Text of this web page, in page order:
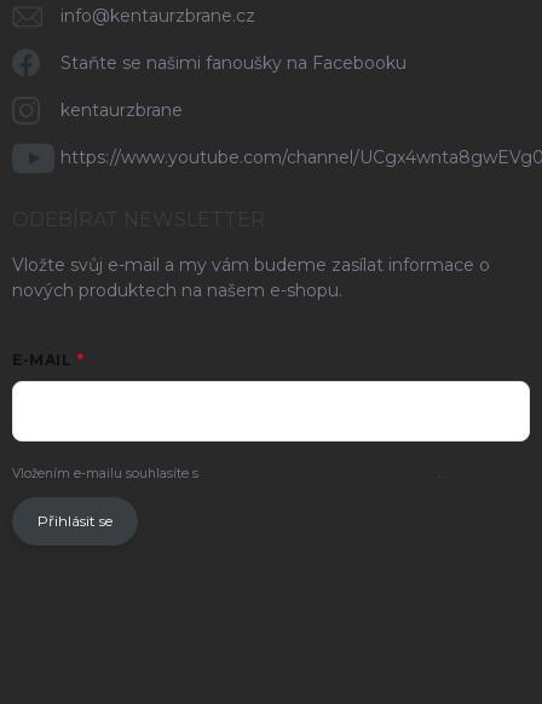
info@kentaurzbrane.cz
Staňte se našimi fanoušky na Facebooku
kentaurzbrane
https://www.youtube.com/channel/
ODEBÍRAT NEWSLETTER
Vložte svůj e-mail a my vám budeme zasílat informace o
nových produktech na našem e-shopu.
E-MAIL
Vložením e-mailu souhlasíte s .
Přihlásit se